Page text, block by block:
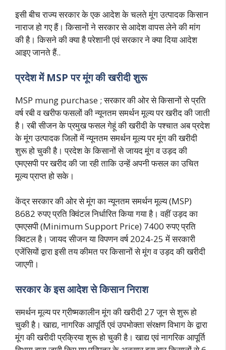
इसी बीच राज्य सरकार के एक आदेश के चलते मूंग उत्पादक किसान
नाराज हो गए हैं। किसानों ने सरकार से आदेश वापस लेने की मांग
की है। किसने की क्या है परेशानी एवं सरकार ने क्या दिया आदेश
आइए जानते हैं..
प्रदेश में MSP पर मूंग की खरीदी शुरू
MSP mung purchase ; सरकार की ओर से किसानों से प्रति
वर्ष रबी व खरीफ फसलों की न्यूनतम समर्थन मूल्य पर खरीद की जाती
है। रबी सीजन के प्रमुख फसल गेहूं की खरीदी के पश्चात अब प्रदेश
के मूंग उत्पादक जिलों में न्यूनतम समर्थन मूल्य पर मूंग की खरीदी
शुरू हो चुकी है। प्रदेश के किसानों से जायद मूंग व उड़द की
एमएसपी पर खरीद की जा रही ताकि उन्हें अपनी फसल का उचित
मूल्य प्राप्त हो सके।
केंद्र सरकार की ओर से मूंग का न्यूनतम समर्थन मूल्य (MSP)
8682 रुपए प्रति क्विंटल निर्धारित किया गया है। वहीं उड़द का
एमएसपी (Minimum Support Price) 7400 रुपए प्रति
क्विटल है। जायद सीजन या विपणन वर्ष 2024-25 में सरकारी
एजेंसियों द्वारा इसी तय कीमत पर किसानों से मूंग व उड़द की खरीदी
जाएगी।
सरकार के इस आदेश से किसान निराश
समर्थन मूल्य पर ग्रीष्मकालीन मूंग की खरीदी 27 जून से शुरू हो
चुकी है। खाद्य, नागरिक आपूर्ति एवं उपभोक्ता संरक्षण विभाग के द्वारा
मूंग की खरीदी प्रक्रिया शुरू हो चुकी है। खाद्य एवं नागरिक आपूर्ति